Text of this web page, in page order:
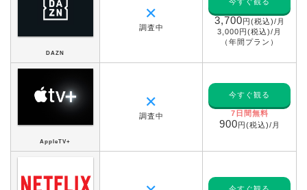
DAZN
✕
調査中
3,700円(税込)/月
3,000円(税込)/月
（年間プラン）
AppleTV+
✕
調査中
今すぐ観る
7日間無料
900円(税込)/月